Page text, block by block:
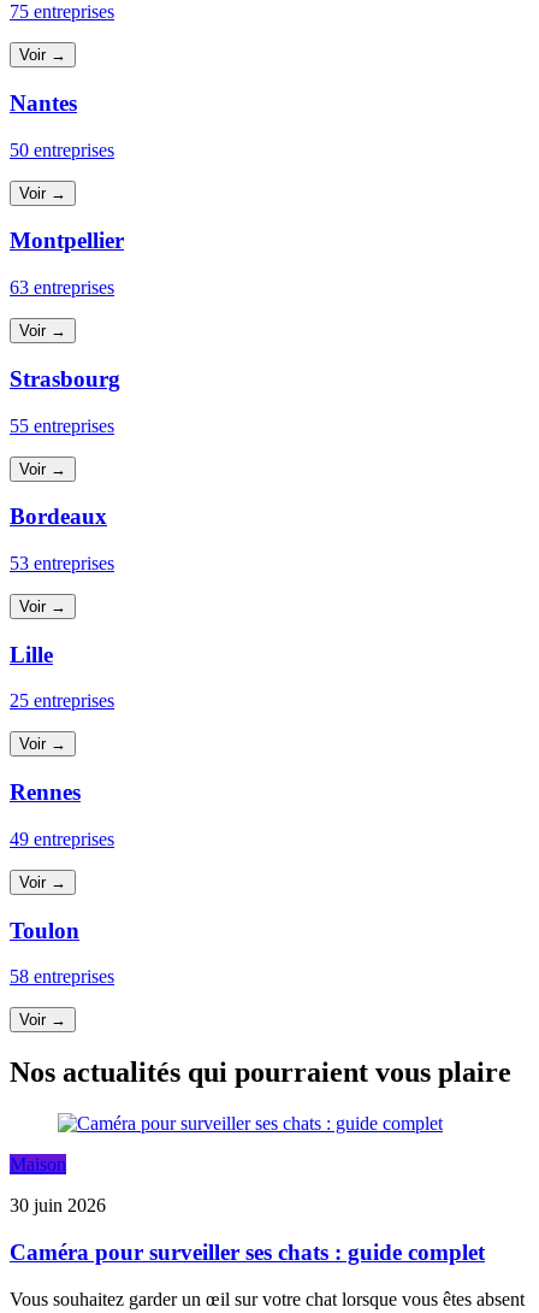
75 entreprises
Voir →
Nantes
50 entreprises
Voir →
Montpellier
63 entreprises
Voir →
Strasbourg
55 entreprises
Voir →
Bordeaux
53 entreprises
Voir →
Lille
25 entreprises
Voir →
Rennes
49 entreprises
Voir →
Toulon
58 entreprises
Voir →
Nos actualités qui pourraient vous plaire
Maison
30 juin 2026
Caméra pour surveiller ses chats : guide complet
Vous souhaitez garder un œil sur votre chat lorsque vous êtes absent